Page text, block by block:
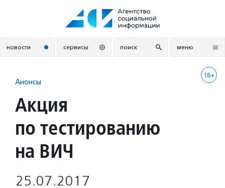
новости сервисы поиск меню
18+
Анонсы
Акция
по тестированию
на ВИЧ
25.07.2017